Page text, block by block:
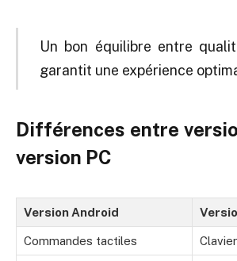
Un bon équilibre entre
garantit une expérience
Différences entre
version PC
Version Android
Commandes tactiles